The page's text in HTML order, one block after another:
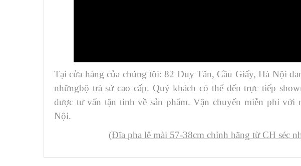
Tại cửa hàng của chúng tôi: 82 Duy Tân, Cầu Giấy, Hà Nội
nhữngbộ trà sứ cao cấp. Quý khách có thể đến trực tiếp
được tư vấn tận tình về sản phẩm. Vận chuyển miễn phí với
Nội.
(Đĩa pha lê mài 57-38cm chính hãng từ CH séc